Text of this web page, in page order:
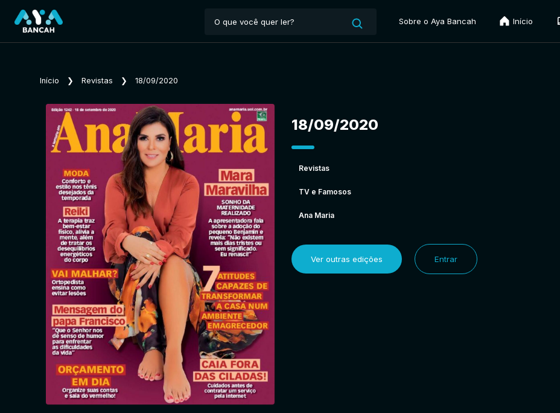
Sobre o Aya Bancah Início
Início ❯ Revistas ❯ 18/09/2020
18/09/2020
Revistas
TV e Famosos
Ana Maria
Ver outras edições Entrar